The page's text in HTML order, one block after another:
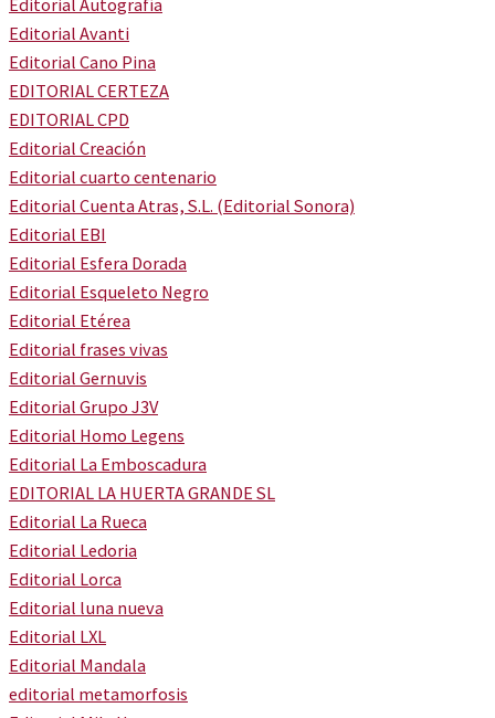
Editorial Autografía
Editorial Avanti
Editorial Cano Pina
EDITORIAL CERTEZA
EDITORIAL CPD
Editorial Creación
Editorial cuarto centenario
Editorial Cuenta Atras, S.L. (Editorial Sonora)
Editorial EBI
Editorial Esfera Dorada
Editorial Esqueleto Negro
Editorial Etérea
Editorial frases vivas
Editorial Gernuvis
Editorial Grupo J3V
Editorial Homo Legens
Editorial La Emboscadura
EDITORIAL LA HUERTA GRANDE SL
Editorial La Rueca
Editorial Ledoria
Editorial Lorca
Editorial luna nueva
Editorial LXL
Editorial Mandala
editorial metamorfosis